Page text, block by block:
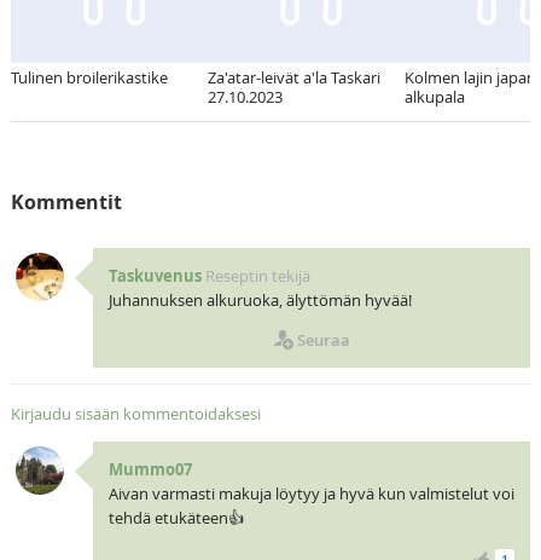
Tulinen broilerikastike
Za'atar-leivät a'la Taskari
27.10.2023
Kolmen lajin
alkupala
Kommentit
Taskuvenus Reseptin tekijä
Juhannuksen alkuruoka, älyttömän hyvää!
Seuraa
Kirjaudu sisään kommentoidaksesi
Mummo07
Aivan varmasti makuja löytyy ja hyvä kun valmistelut voi
tehdä etukäteen👍